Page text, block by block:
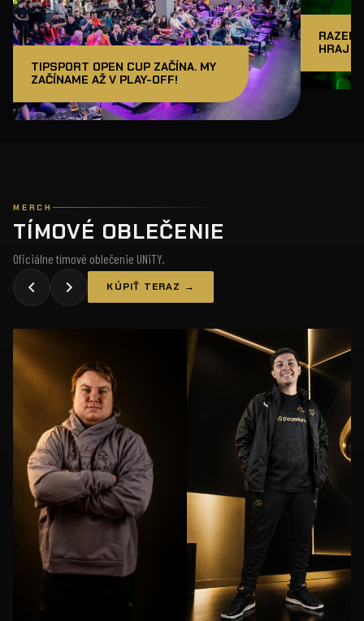
TIPSPORT OPEN CUP ZAČÍNA. MY
ZAČÍNAME AŽ V PLAY-OFF!
RAZER
HRAJ
MERCH
TÍMOVÉ OBLEČENIE
Oficiálne tímové oblečenie UNiTY.
KÚPIŤ TERAZ →